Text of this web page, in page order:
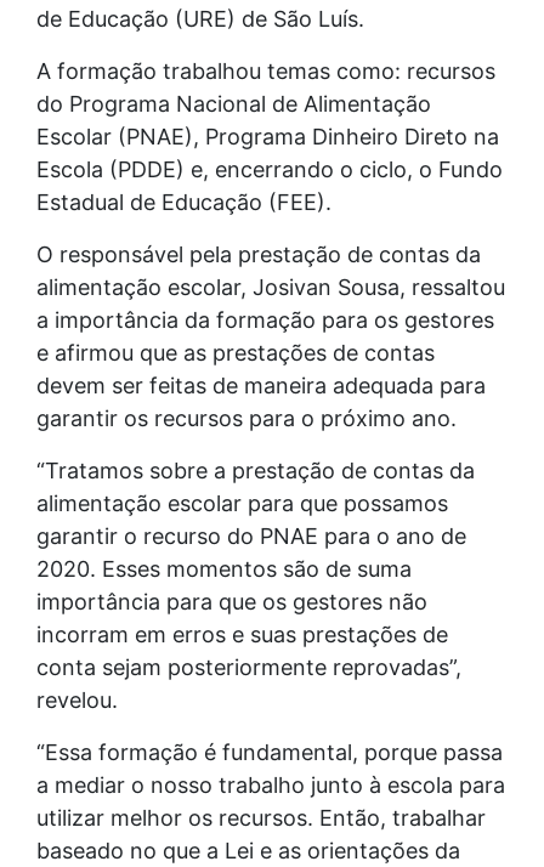
de Educação (URE) de São Luís.
A formação trabalhou temas como: recursos
do Programa Nacional de Alimentação
Escolar (PNAE), Programa Dinheiro Direto na
Escola (PDDE) e, encerrando o ciclo, o Fundo
Estadual de Educação (FEE).
O responsável pela prestação de contas da
alimentação escolar, Josivan Sousa, ressaltou
a importância da formação para os gestores
e afirmou que as prestações de contas
devem ser feitas de maneira adequada para
garantir os recursos para o próximo ano.
“Tratamos sobre a prestação de contas da
alimentação escolar para que possamos
garantir o recurso do PNAE para o ano de
2020. Esses momentos são de suma
importância para que os gestores não
incorram em erros e suas prestações de
conta sejam posteriormente reprovadas”,
revelou.
“Essa formação é fundamental, porque passa
a mediar o nosso trabalho junto à escola para
utilizar melhor os recursos. Então, trabalhar
baseado no que a Lei e as orientações da